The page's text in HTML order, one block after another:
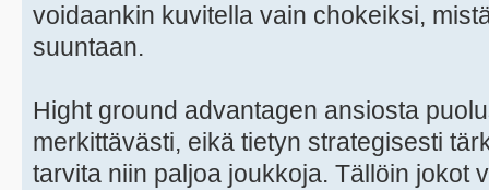
voidaankin kuvitella vain chokeiksi,
suuntaan.
Hight ground advantagen ansiosta
merkittävästi, eikä tietyn strategisesti
tarvita niin paljoa joukkoja. Tällöin jokot